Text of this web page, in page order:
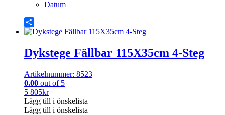
Datum
Share
Dykstege Fällbar 115X35cm 4-Steg
Artikelnummer: 8523
0.00 out of 5
5 805kr
Lägg till i önskelista
Lägg till i önskelista